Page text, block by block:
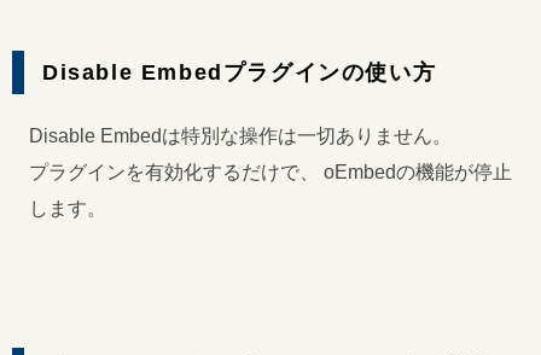
Disable Embedプラグインの使い方
Disable Embedは特別な操作は一切ありません。
プラグインを有効化するだけで、 oEmbedの機能が停止
します。